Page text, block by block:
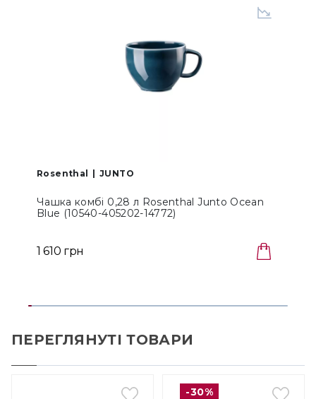
Rosenthal JUNTO
Чашка комбі 0,28 л Rosenthal Junto Ocean
Blue (10540-405202-14772)
1 610 грн
ПЕРЕГЛЯНУТІ ТОВАРИ
-30%